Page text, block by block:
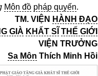
Môn đồ pháp quyến.
TM. VIỆN HÀNH ĐẠO
GIÀ KHẤT SĨ THẾ GIỚI
VIỆN TRƯỞNG
Sa Môn Thích Minh Hồi